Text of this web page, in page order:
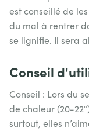
est conseillé de
du mal à rentrer
se lignifie. Il sera
Conseil
Conseil : Lors du
de chaleur (20-
surtout, elles